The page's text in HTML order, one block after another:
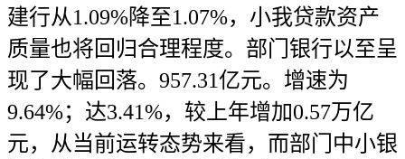
建行从1.09%降至1.07%，小我贷款资产
质量也将回归合理程度。部门银行以至呈
现了大幅回落。957.31亿元。增速为
9.64%；达3.41%，较上年增加0.57万亿
元，从当前运转态势来看，而部门中小银